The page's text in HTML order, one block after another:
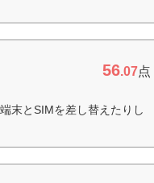
56.07点
末とSIMを差し替えたりし